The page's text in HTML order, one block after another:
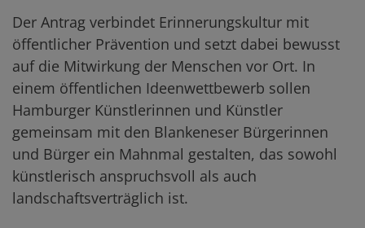
Der Antrag verbindet Erinnerungskultur mit
öffentlicher Prävention und setzt dabei bewusst
auf die Mitwirkung der Menschen vor Ort. In
einem öffentlichen Ideenwettbewerb sollen
Hamburger Künstlerinnen und Künstler
gemeinsam mit den Blankeneser Bürgerinnen
und Bürger ein Mahnmal gestalten, das sowohl
künstlerisch anspruchsvoll als auch
landschaftsverträglich ist.